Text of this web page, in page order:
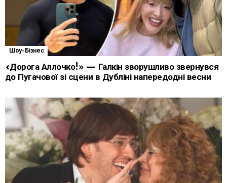
Шоу-Бізнес
«Дорога Аллочко!» — Галкін зворушливо звернувся
до Пугачової зі сцени в Дубліні напередодні весни